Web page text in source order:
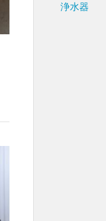
浄水器